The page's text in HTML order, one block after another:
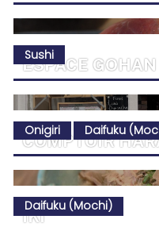
ESPACE GOHAN
COMPTOIR
IKI
Sushi
Onigiri Daifuku
Daifuku (Mochi)